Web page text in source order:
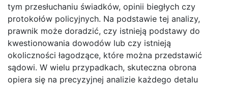
tym przesłuchaniu świadków, opinii biegłych czy
protokołów policyjnych. Na podstawie tej analizy,
prawnik może doradzić, czy istnieją podstawy do
kwestionowania dowodów lub czy istnieją
okoliczności łagodzące, które można przedstawić
sądowi. W wielu przypadkach, skuteczna obrona
opiera się na precyzyjnej analizie każdego detalu